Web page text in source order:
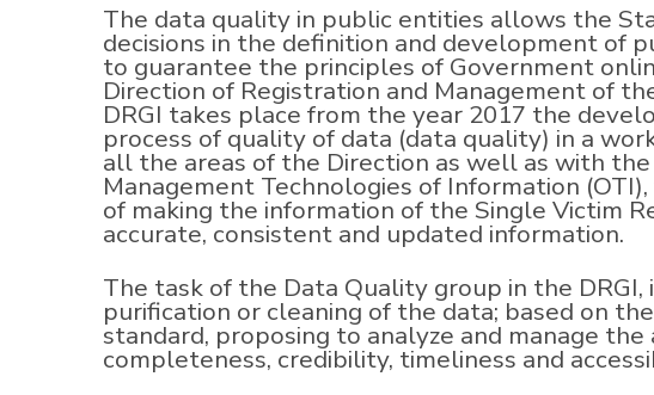
The data quality in public entities allows the
decisions in the definition and development of
to guarantee the principles of Government
Direction of Registration and Management of
DRGI takes place from the year 2017 the
process of quality of data (data quality) in a
all the areas of the Direction as well as with
Management Technologies of Information
of making the information of the Single Victim
accurate, consistent and updated information.
The task of the Data Quality group in the
purification or cleaning of the data; based on
standard, proposing to analyze and manage the
completeness, credibility, timeliness and